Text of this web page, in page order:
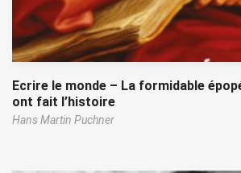
Ecrire le monde – La formidable
ont fait l’histoire
Hans Martin Puchner